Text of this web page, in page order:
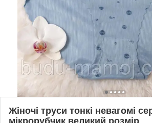
Жіночі труси тонкі невагомі
мікрорубчик великий розмір